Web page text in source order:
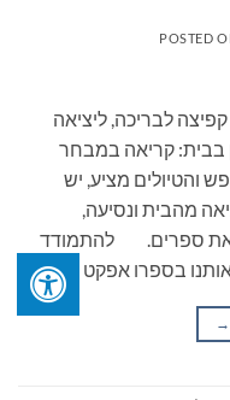
POSTED
לבריכה, ליציאה
בבית: קריאה במבחר
והטיולים מציע, יש
מהבית ונסיעה,
ספרים. להתמודד
אותנו בספרו אפקט […]
→